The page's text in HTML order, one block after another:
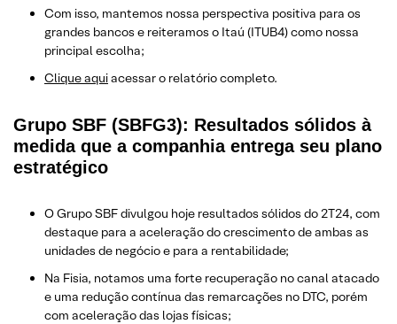
Com isso, mantemos nossa perspectiva positiva para os
grandes bancos e reiteramos o Itaú (ITUB4) como nossa
principal escolha;
Clique aquiacessar o relatório completo.
Grupo SBF (SBFG3): Resultados sólidos à
medida que a companhia entrega seu plano
estratégico
O Grupo SBF divulgou hoje resultados sólidos do 2T24, com
destaque para a aceleração do crescimento de ambas as
unidades de negócio e para a rentabilidade;
Na Fisia, notamos uma forte recuperação no canal atacado
e uma redução contínua das remarcações no DTC, porém
com aceleração das lojas físicas;